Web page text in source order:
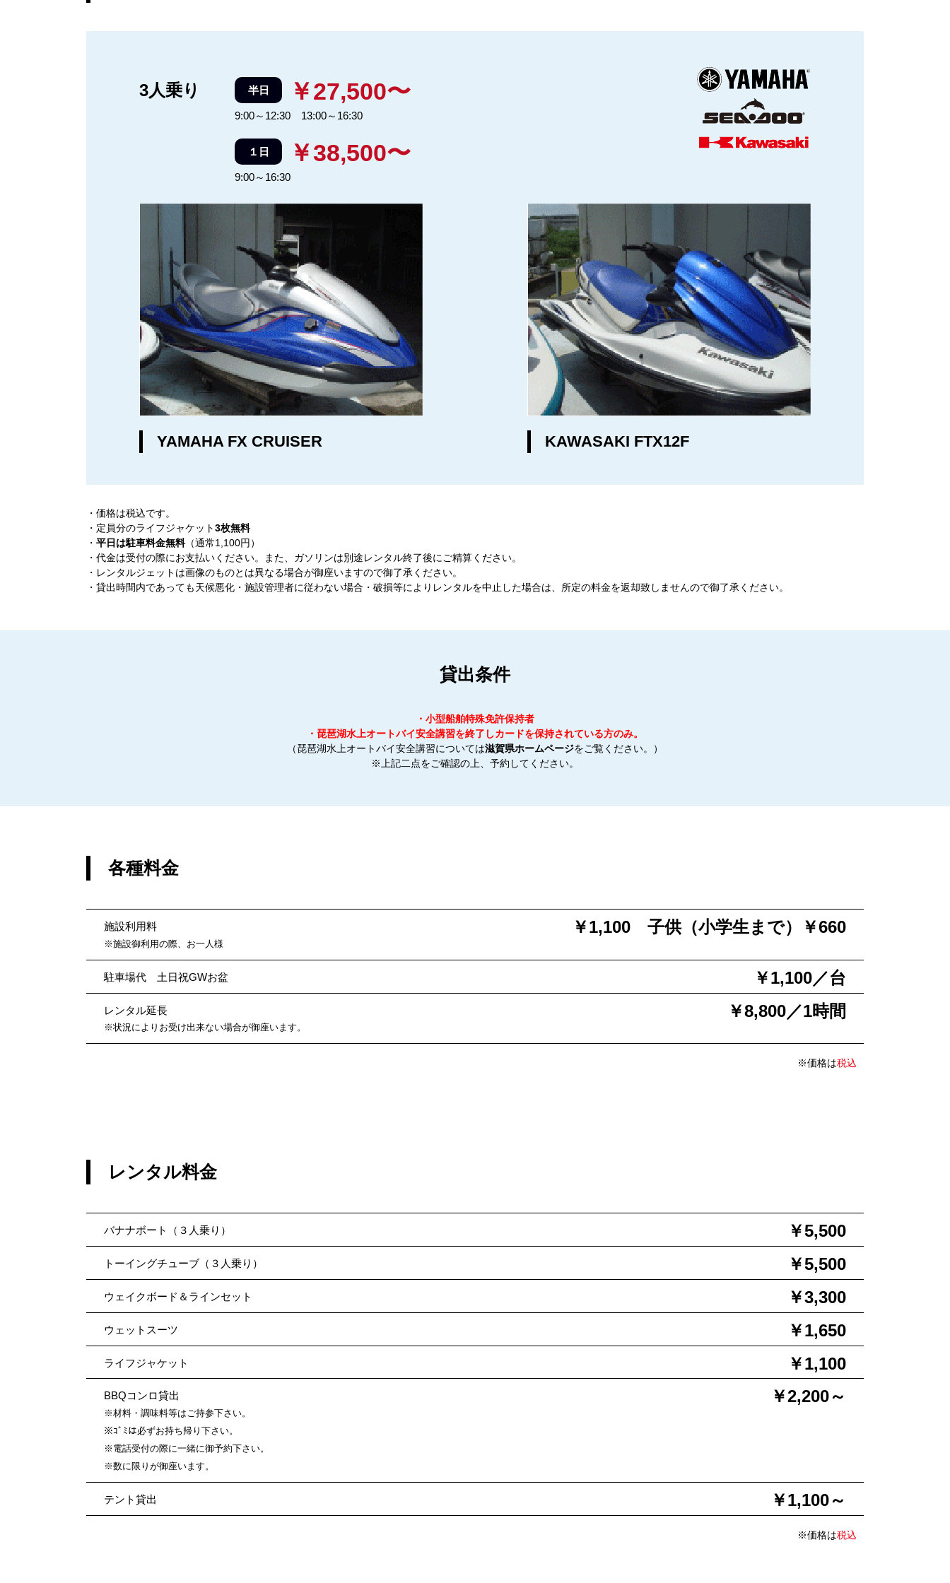
3人乗り 半日 ￥27,500〜
9:00～12:30 13:00～16:30
１日 ￥38,500〜
9:00～16:30
YAMAHA FX CRUISER KAWASAKI FTX12F
・価格は税込です。
・定員分のライフジャケット3枚無料
・ 平日は駐車料金無料（通常1,100円）
・代金は受付の際にお支払いください。また、ガソリンは別途レンタル終了後にご精算ください。
・レンタルジェットは画像のものとは異なる場合が御座いますので御了承ください。
・貸出時間内であっても天候悪化・施設管理者に従わない場合・破損等によりレンタルを中止した場合は、所定の料金を返却致しませんので御了承ください。
貸出条件
・小型船舶特殊免許保持者
・琵琶湖水上オートバイ安全講習を終了しカードを保持されている方のみ。
（琵琶湖水上オートバイ安全講習については滋賀県ホームページをご覧ください。）
※上記二点をご確認の上、予約してください。
各種料金
施設利用料
※施設御利用の際、お一人様
￥1,100 子供（小学生まで）￥660
駐車場代 土日祝GWお盆 ￥1,100／台
レンタル延長
※状況によりお受け出来ない場合が御座います。
￥8,800／1時間
※価格は税込
レンタル料金
バナナボート（３人乗り） ￥5,500
トーイングチューブ（３人乗り） ￥5,500
ウェイクボード＆ラインセット ￥3,300
ウェットスーツ ￥1,650
ライフジャケット ￥1,100
BBQコンロ貸出
※材料・調味料等はご持参下さい。
※ｺﾞﾐは必ずお持ち帰り下さい。
※電話受付の際に一緒に御予約下さい。
※数に限りが御座います。
￥2,200～
テント貸出 ￥1,100～
※価格は税込